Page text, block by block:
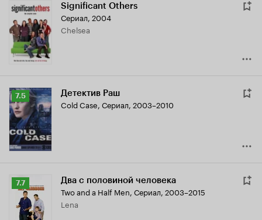
Significant Others
Сериал, 2004
Chelsea
Рейтинг
Кинопоиска
7.5
7.5 Детектив Раш
Cold Case, Сериал, 2003–2010
Рейтинг
Кинопоиска
7.7
7.7 Два с половиной человека
Two and a Half Men, Сериал, 2003–2015
Lena